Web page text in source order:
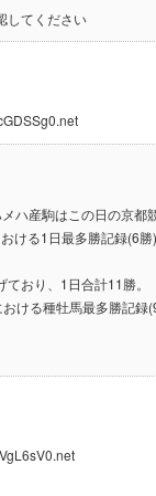
してください
ハ産駒はこの日の京都
ける1日最多勝記録(6勝)
おり、1日合計11勝。
る種牡馬最多勝記録